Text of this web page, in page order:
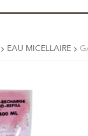
EAU MICELLAIRE